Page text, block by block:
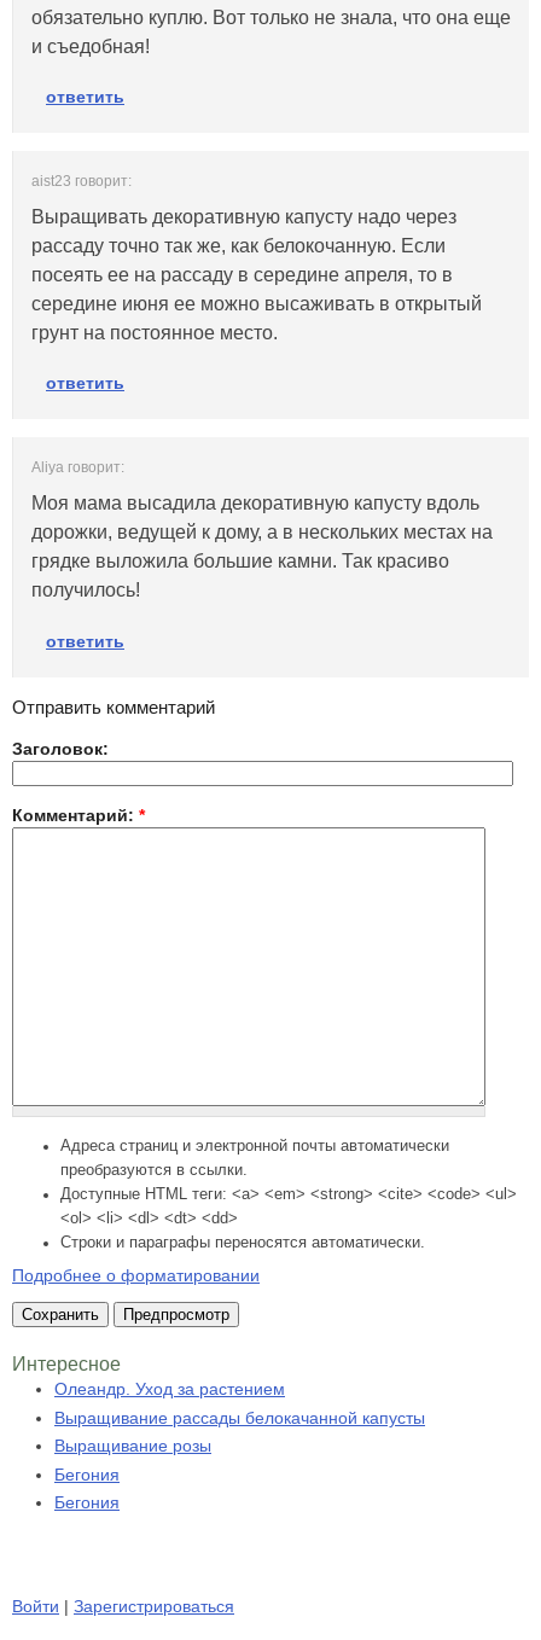
обязательно куплю. Вот только не знала, что она еще
и съедобная!
ответить
aist23 говорит:
Выращивать декоративную капусту надо через
рассаду точно так же, как белокочанную. Если
посеять ее на рассаду в середине апреля, то в
середине июня ее можно высаживать в открытый
грунт на постоянное место.
ответить
Aliya говорит:
Моя мама высадила декоративную капусту вдоль
дорожки, ведущей к дому, а в нескольких местах на
грядке выложила большие камни. Так красиво
получилось!
ответить
Отправить комментарий
Заголовок:
Комментарий: *
Адреса страниц и электронной почты автоматически
преобразуются в ссылки.
Доступные HTML теги: <a> <em> <strong> <cite> <code> <ul>
<ol> <li> <dl> <dt> <dd>
Строки и параграфы переносятся автоматически.
Подробнее о форматировании
Интересное
Олеандр. Уход за растением
Выращивание рассады белокачанной капусты
Выращивание розы
Бегония
Бегония
Войти | Зарегистрироваться